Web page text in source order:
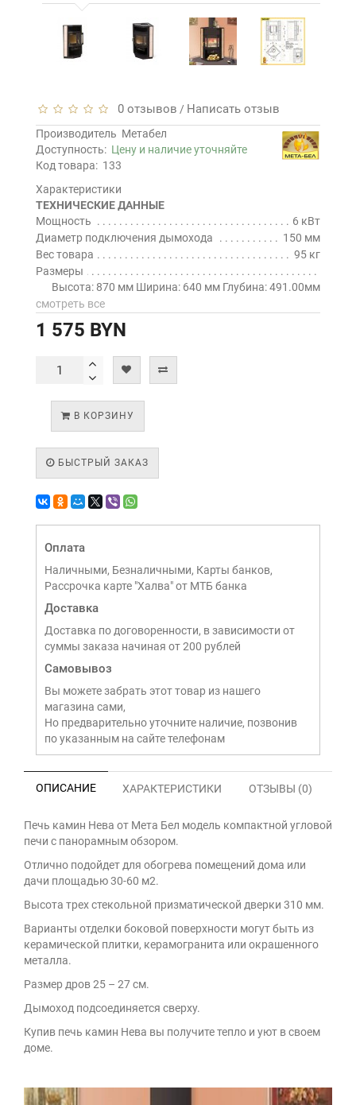
0 отзывов / Написать отзыв
Производитель Метабел
Доступность: Цену и наличие уточняйте
Код товара: 133
Характеристики
ТЕХНИЧЕСКИЕ ДАННЫЕ
Мощность
6 кВт
Диаметр подключения дымохода
150 мм
Вес товара
95 кг
Размеры
Высота: 870 мм Ширина: 640 мм Глубина: 491.00мм
смотреть все
1 575 BYN
В КОРЗИНУ
БЫСТРЫЙ ЗАКАЗ
Оплата
Наличными, Безналичными, Карты банков,
Рассрочка карте "Халва" от МТБ банка
Доставка
Доставка по договоренности, в зависимости от
суммы заказа начиная от 200 рублей
Самовывоз
Вы можете забрать этот товар из нашего
магазина сами,
Но предварительно уточните наличие, позвонив
по указанным на сайте телефонам
ОПИСАНИЕ ХАРАКТЕРИСТИКИ ОТЗЫВЫ (0)
Печь камин Нева от Мета Бел модель компактной угловой
печи с панорамным обзором.
Отлично подойдет для обогрева помещений дома или
дачи площадью 30-60 м2.
Высота трех стекольной призматической дверки 310 мм.
Варианты отделки боковой поверхности могут быть из
керамической плитки, керамогранита или окрашенного
металла.
Размер дров 25 – 27 см.
Дымоход подсоединяется сверху.
Купив печь камин Нева вы получите тепло и уют в своем
доме.